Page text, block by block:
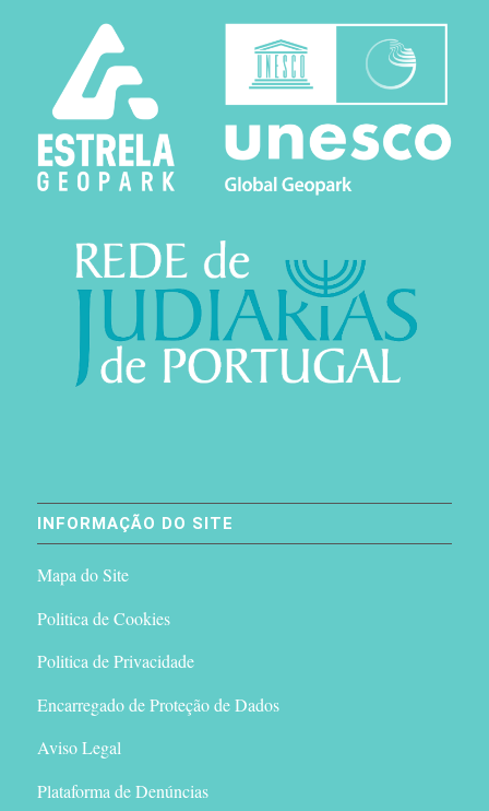
INFORMAÇÃO DO SITE
Mapa do Site
Politica de Cookies
Politica de Privacidade
Encarregado de Proteção de Dados
Aviso Legal
Plataforma de Denúncias